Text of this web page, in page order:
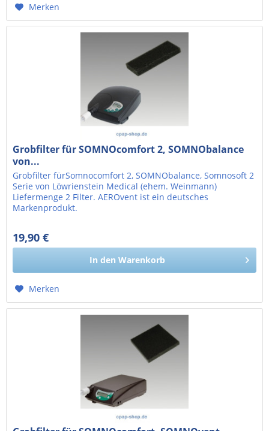
Merken
Grobfilter für SOMNOcomfort 2, SOMNObalance
von...
Grobfilter fürSomnocomfort 2, SOMNObalance, Somnosoft 2
Serie von Löwrienstein Medical (ehem. Weinmann)
Liefermenge 2 Filter. AEROvent ist ein deutsches
Markenprodukt.
19,90 €
16,72 € exkl. MwSt.
In den Warenkorb
Merken